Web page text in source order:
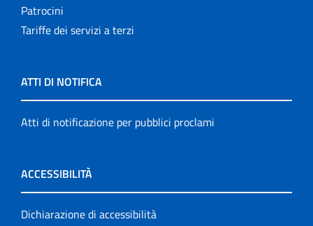
Patrocini
Tariffe dei servizi a terzi
ATTI DI NOTIFICA
Atti di notificazione per pubblici proclami
ACCESSIBILITÀ
Dichiarazione di accessibilità